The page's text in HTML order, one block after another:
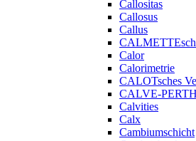
Callositas
Callosus
Callus
Calor
Calorimetrie
CALOTsches
CALVE-
Calvities
Calx
Cambiumschicht